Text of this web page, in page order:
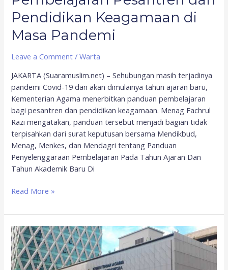
Pendidikan Keagamaan di
Masa Pandemi
Leave a Comment /Warta
JAKARTA (Suaramuslim.net) – Sehubungan masih terjadinya
pandemi Covid-19 dan akan dimulainya tahun ajaran baru,
Kementerian Agama menerbitkan panduan pembelajaran
bagi pesantren dan pendidikan keagamaan. Menag Fachrul
Razi mengatakan, panduan tersebut menjadi bagian tidak
terpisahkan dari surat keputusan bersama Mendikbud,
Menag, Menkes, dan Mendagri tentang Panduan
Penyelenggaraan Pembelajaran Pada Tahun Ajaran Dan
Tahun Akademik Baru Di
Read More »
Kemenag
Bersiap
Sidang
Isbat